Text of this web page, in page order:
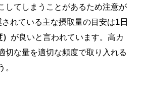
してしまうことがあるため注意が
れている主な摂取量の目安は1日
が良いと言われています。高カ
切な量を適切な頻度で取り入れる
。